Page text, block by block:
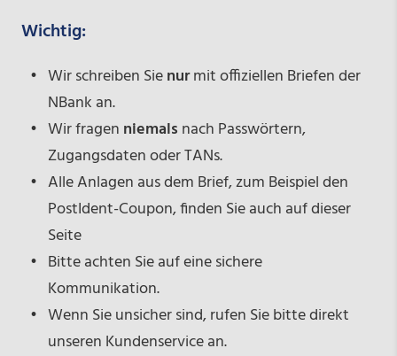
Wichtig:
Wir schreiben Sienurmit offiziellen Briefen der
NBank an.
Wir fragen niemals nach Passwörtern,
Zugangsdaten oder TANs.
Alle Anlagen aus dem Brief, zum Beispiel den
PostIdent-Coupon, finden Sie auch auf dieser
Seite
Bitte achten Sie auf eine sichere
Kommunikation.
Wenn Sie unsicher sind, rufen Sie bitte direkt
unseren Kundenservice an.